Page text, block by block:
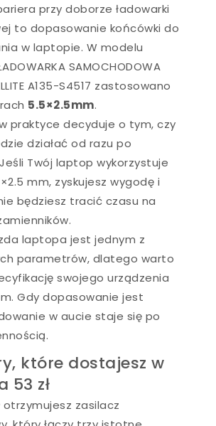
przy doborze ładowarki
to dopasowanie końcówki do
w laptopie. W modelu
SAMOCHODOWA
A135-S4517 zastosowano
5.5×2.5mm.
praktyce decyduje o tym, czy
działać od razu po
Twój laptop wykorzystuje
mm, zyskujesz wygodę i
będziesz tracić czasu na
laptopa jest jednym z
parametrów, dlatego warto
swojego urządzenia
Gdy dopasowanie jest
w aucie staje się po
które dostajesz w
53 zł
otrzymujesz zasilacz